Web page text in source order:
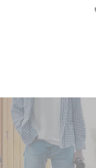
Cookies management